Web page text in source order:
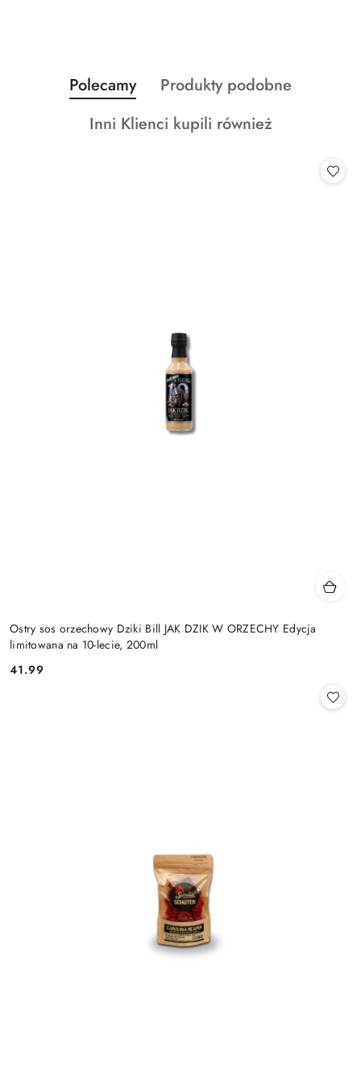
Pomiń karuzelę produktów
Produkty
o
statusie:
Polecamy
Produkty
statusie:
Produkty podobne
Produkty
Inni Klienci kupili również
Ostry sos orzechowy Dziki Bill JAK DZIK W ORZECHY Edycja
limitowana na 10-lecie, 200ml
Cena:
41.99